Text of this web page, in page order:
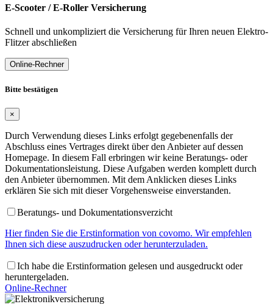
E-Scooter / E-Roller Versicherung
Schnell und unkompliziert die Versicherung für Ihren neuen Elektro-
Flitzer abschließen
Online-Rechner
Bitte bestätigen
×
Durch Verwendung dieses Links erfolgt gegebenenfalls der
Abschluss eines Vertrages direkt über den Anbieter auf dessen
Homepage. In diesem Fall erbringen wir keine Beratungs- oder
Dokumentationsleistung. Diese Aufgaben werden komplett durch
den Anbieter übernommen. Mit dem Anklicken dieses Links
erklären Sie sich mit dieser Vorgehensweise einverstanden.
Beratungs- und Dokumentationsverzicht
Hier finden Sie die Erstinformation von covomo. Wir empfehlen
Ihnen sich diese auszudrucken oder herunterzuladen.
Ich habe die Erstinformation gelesen und ausgedruckt oder
heruntergeladen.
Online-Rechner